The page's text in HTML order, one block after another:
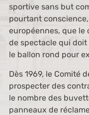
sportive sans but
pourtant
européennes, que
de spectacle qui
le ballon rond pour
Dès 1969, le Comité
prospecter des
le nombre des
panneaux de